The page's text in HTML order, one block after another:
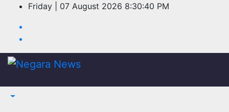
content
Friday | 07 August 2026 8:30:40 PM